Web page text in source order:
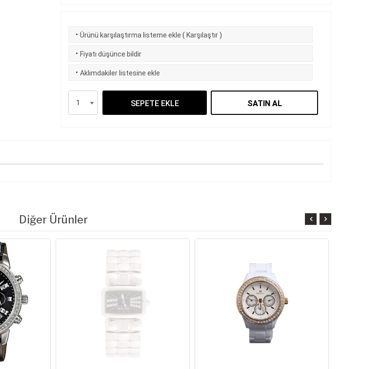
· Ürünü karşılaştırma listeme ekle ( Karşılaştır )
· Fiyatı düşünce bildir
· Aklımdakiler listesine ekle
SEPETE EKLE SATIN AL
Diğer Ürünler